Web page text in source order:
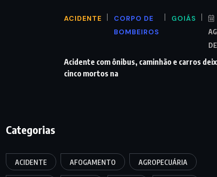
ACIDENTE
CORPO DE
BOMBEIROS
GOIÁS
Acidente com ônibus, caminhão e carros
cinco mortos na
Categorias
ACIDENTE AFOGAMENTO AGROPECUÁRIA